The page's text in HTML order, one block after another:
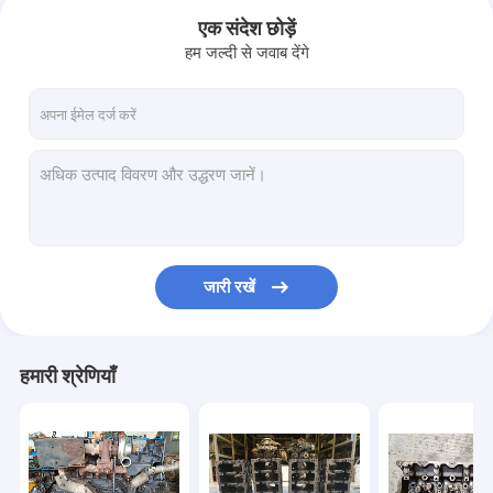
घर
हमारे बारे में
एक संदेश छोड़ें
हम जल्दी से जवाब देंगे
जारी रखें
हमारी श्रेणियाँ